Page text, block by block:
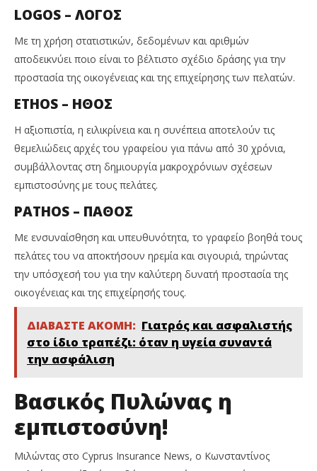
LOGOS – ΛΟΓΟΣ
Με τη χρήση στατιστικών, δεδομένων και αριθμών
αποδεικνύει ποιο είναι το βέλτιστο σχέδιο δράσης για την
προστασία της οικογένειας και της επιχείρησης των πελατών.
ETHOS – ΗΘΟΣ
Η αξιοπιστία, η ειλικρίνεια και η συνέπεια αποτελούν τις
θεμελιώδεις αρχές του γραφείου για πάνω από 30 χρόνια,
συμβάλλοντας στη δημιουργία μακροχρόνιων σχέσεων
εμπιστοσύνης με τους πελάτες.
PATHOS – ΠΑΘΟΣ
Με ενσυναίσθηση και υπευθυνότητα, το γραφείο βοηθά τους
πελάτες του να αποκτήσουν ηρεμία και σιγουριά, τηρώντας
την υπόσχεσή του για την καλύτερη δυνατή προστασία της
οικογένειας και της επιχείρησής τους.
ΔΙΑΒΑΣΤΕ ΑΚΟΜΗ: Γιατρός και ασφαλιστής
στο ίδιο τραπέζι: όταν η υγεία συναντά
την ασφάλιση
Βασικός Πυλώνας η
εμπιστοσύνη!
Μιλώντας στο Cyprus Insurance News, o Κωνσταντίνος